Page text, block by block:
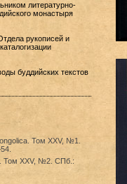
литературно-
монастыря
рукописей и
буддийских текстов
Том XXV, №1.
Том XXV, №2. СПб.: